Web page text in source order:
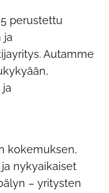
perustettu
ja
Autamme
kokemuksen,
nykyaikaiset
– yritysten